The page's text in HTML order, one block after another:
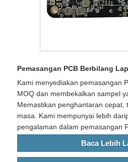
Pemasangan PCB Berbilang
Kami menyediakan pemasangan
MOQ dan membekalkan sampel
Memastikan penghantaran cepat,
masa. Kami mempunyai lebih
pengalaman dalam pemasangan
Baca Lebih